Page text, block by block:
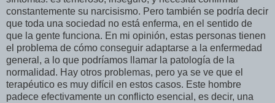
constantemente su narcisismo. Pero también se podría decir
que toda una sociedad no está enferma, en el sentido de
que la gente funciona. En mi opinión, estas personas tienen
el problema de cómo conseguir adaptarse a la enfermedad
general, a lo que podríamos llamar la patología de la
normalidad. Hay otros problemas, pero ya se ve que el
terapéutico es muy difícil en estos casos. Este hombre
padece efectivamente un conflicto esencial, es decir, una